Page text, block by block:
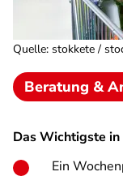
Quelle: stokkete /
Beratung &
Das Wichtigste in
Ein